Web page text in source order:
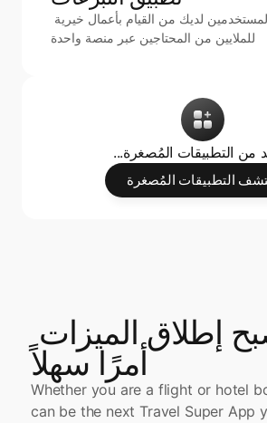
للملايين من المحتاجين عبر منصة واحدة
من التطبيقات المُصغرة
التطبيقات المُصغرة
لقد أصبح إطلاق الميزات
أمرًا سهلاً
Whether you are a flight or hotel
can be the next Travel Super App